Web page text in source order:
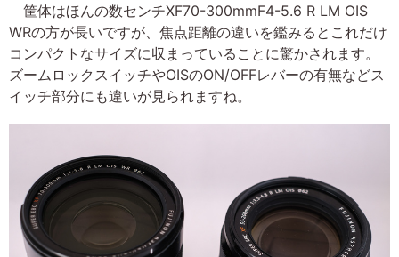
筐体はほんの数センチXF70-300mmF4-5.6 R LM OIS
WRの方が長いですが、焦点距離の違いを鑑みるとこれだけ
コンパクトなサイズに収まっていることに驚かされます。
ズームロックスイッチやOISのON/OFFレバーの有無などス
イッチ部分にも違いが見られますね。